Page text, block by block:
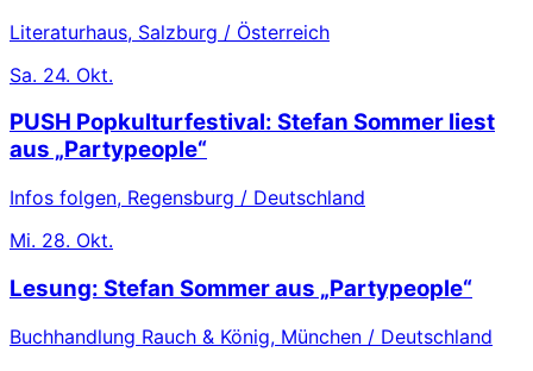
Literaturhaus, Salzburg / Österreich
Sa. 24. Okt.
PUSH Popkulturfestival: Stefan Sommer liest
aus „Partypeople“
Infos folgen, Regensburg / Deutschland
Mi. 28. Okt.
Lesung: Stefan Sommer aus „Partypeople“
Buchhandlung Rauch & König, München / Deutschland